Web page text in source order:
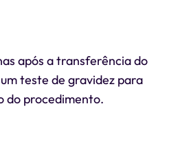
após a transferência do
teste de gravidez para
do procedimento.